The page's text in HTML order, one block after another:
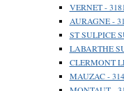
VERNET -
AURAGNE -
ST SULPICE
LABARTHE
CLERMONT
MAUZAC -